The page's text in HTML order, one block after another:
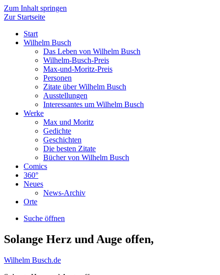
Zum Inhalt springen
Zur Startseite
Start
Wilhelm Busch
Das Leben von Wilhelm Busch
Wilhelm-Busch-Preis
Max-und-Moritz-Preis
Personen
Zitate über Wilhelm Busch
Ausstellungen
Interessantes um Wilhelm Busch
Werke
Max und Moritz
Gedichte
Geschichten
Die besten Zitate
Bücher von Wilhelm Busch
Comics
360°
Neues
News-Archiv
Orte
Suche öffnen
Solange Herz und Auge offen,
Wilhelm Busch.de